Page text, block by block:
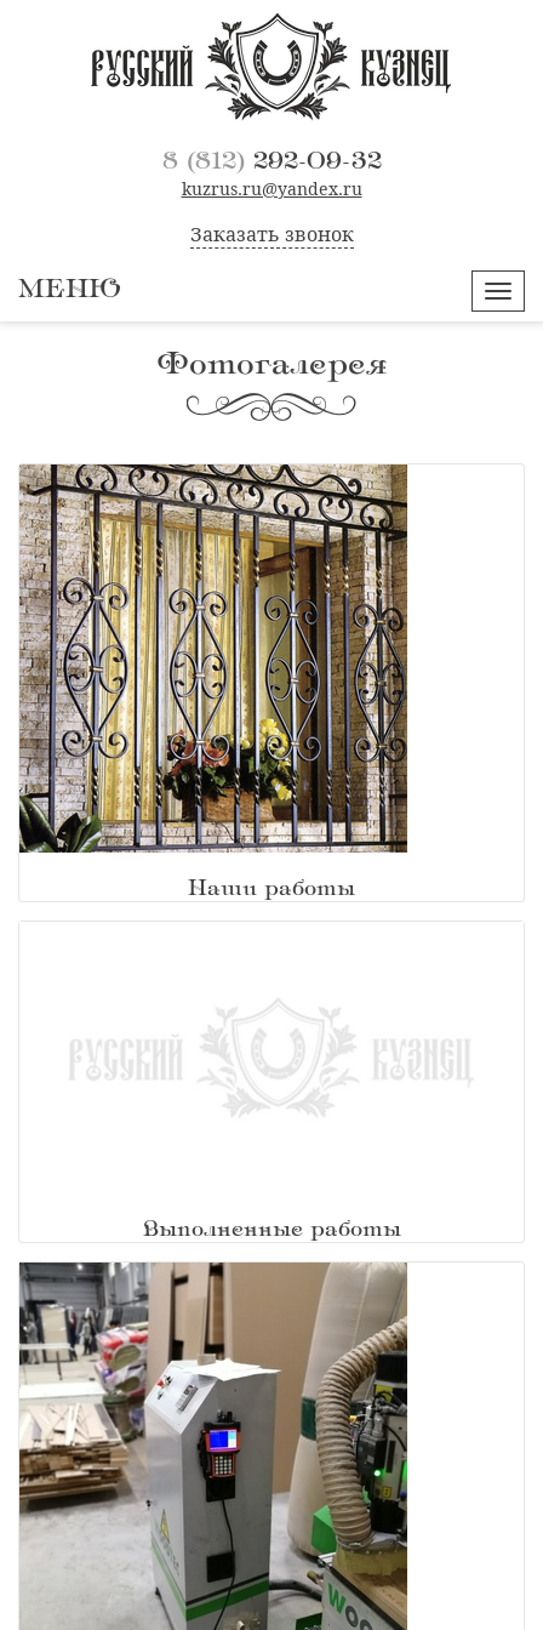
8 (812)292-09-32
kuzrus.ru@yandex.ru
Заказать звонок
МЕНЮ
Фотогалерея
Наши работы
Выполненные работы